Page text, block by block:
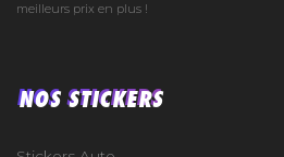
meilleurs prix en plus !
NOS STICKERS